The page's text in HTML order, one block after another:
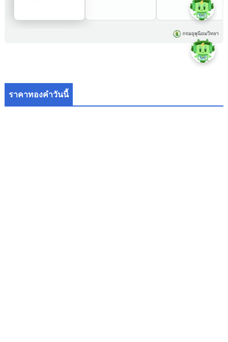
ราคาทองคำวันนี้